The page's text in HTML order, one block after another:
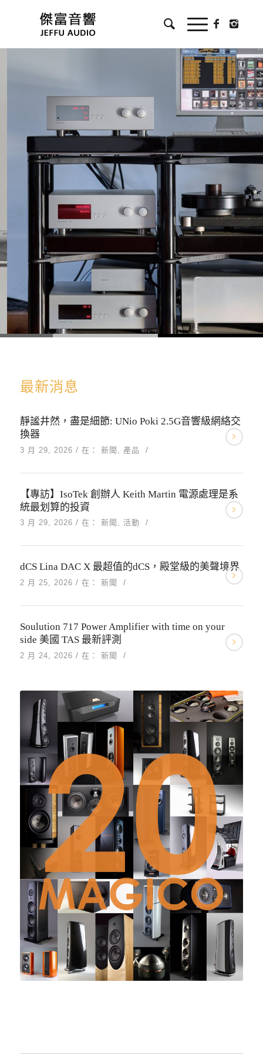
最新消息
靜謐井然，盡是細節: UNio Poki 2.5G音響級網絡交
換器
3 月 29, 2026 / 在： 新聞 產品 /
【專訪】IsoTek 創辦人 Keith Martin 電源處理是系
統最划算的投資
3 月 29, 2026 / 在： 新聞 , 活動 /
dCS Lina DAC X 最超值的dCS，殿堂級的美聲境界
2 月 25, 2026 / 在： 新聞 /
Soulution 717 Power Amplifier with time on your
side 美國 TAS 最新評測
2 月 24, 2026 / 在： 新聞 /